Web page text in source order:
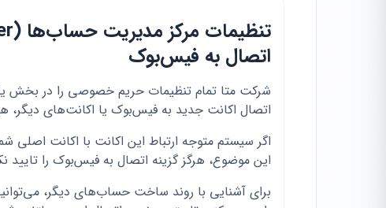
اتصال به فیس‌بوک
اتصال اکانت جدید به فیس‌بوک یا اکانت‌های
اگر سیستم متوجه ارتباط این اکانت با اکانت اصلی
این موضوع، هرگز گزینه اتصال به فیس‌بوک را تایید
برای آشنایی با روند ساخت حساب‌های دیگر،